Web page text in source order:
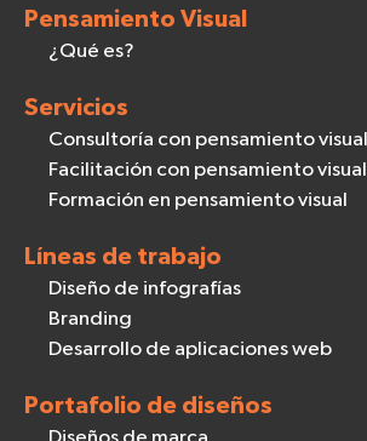
Pensamiento Visual
¿Qué es?
Servicios
Consultoría con pensamiento visual
Facilitación con pensamiento visual
Formación en pensamiento visual
Líneas de trabajo
Diseño de infografías
Branding
Desarrollo de aplicaciones web
Portafolio de diseños